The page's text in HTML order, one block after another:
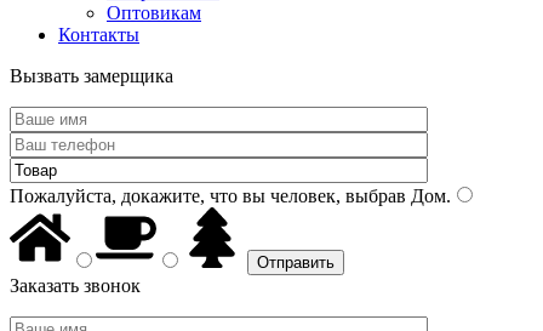
Оптовикам
Контакты
Вызвать замерщика
Пожалуйста, докажите, что вы человек, выбрав Дом.
Заказать звонок